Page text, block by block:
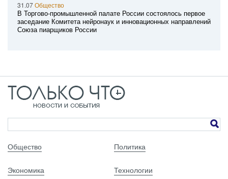
31.07Общество
В Торгово-промышленной палате России состоялось первое
заседание Комитета нейронаук и инновационных направлений
Союза пиарщиков России
Общество Политика
Экономика Технологии